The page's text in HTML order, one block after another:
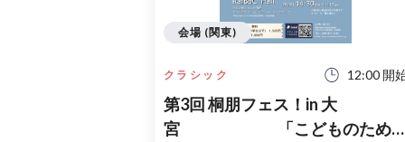
クラシック 12:00 開
第3回 桐朋フェス！in 大
宮 「こどものため
会場 (関東)